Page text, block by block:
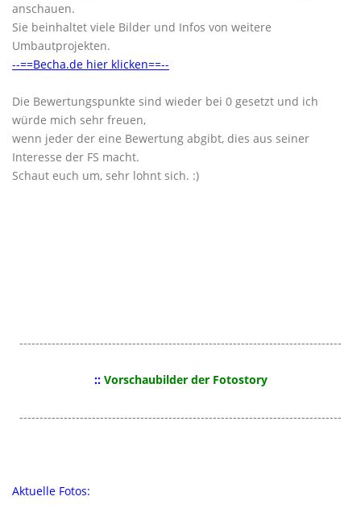
anschauen.
Sie beinhaltet viele Bilder und Infos von weitere
Umbautprojekten.
--==Becha.de hier klicken==--
Die Bewertungspunkte sind wieder bei 0 gesetzt und ich
würde mich sehr freuen,
wenn jeder der eine Bewertung abgibt, dies aus seiner
Interesse der FS macht.
Schaut euch um, sehr lohnt sich. :)
--------------------------------------------------------------------------------
::Vorschaubilder der Fotostory
--------------------------------------------------------------------------------
Aktuelle Fotos: